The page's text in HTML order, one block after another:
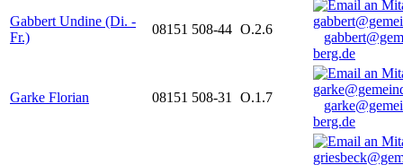
Gabbert Undine (Di. -
Fr.)
08151 508-44 O.2.6
berg.de
Garke Florian 08151 508-31 O.1.7
berg.de